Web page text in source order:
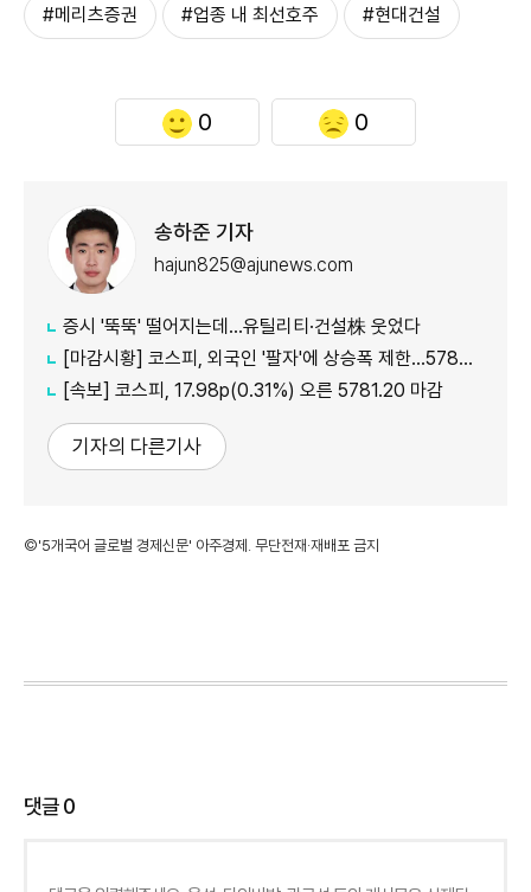
#메리츠증권 #업종 내 최선호주 #현대건설
0 0
송하준 기자
hajun825@ajunews.com
증시 '뚝뚝' 떨어지는데…유틸리티·건설株 웃었다
[마감시황] 코스피, 외국인 '팔자'에 상승폭 제한…5780선 마감
[속보] 코스피, 17.98p(0.31%) 오른 5781.20 마감
기자의 다른기사
©'5개국어 글로벌 경제신문' 아주경제. 무단전재·재배포 금지
댓글0